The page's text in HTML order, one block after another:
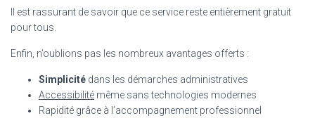
Il est rassurant de savoir que ce service reste entièrement gratuit
pour tous.
Enfin, n’oublions pas les nombreux avantages offerts :
Simplicité dans les démarches administratives
Accessibilité même sans technologies modernes
Rapidité grâce à l’accompagnement professionnel